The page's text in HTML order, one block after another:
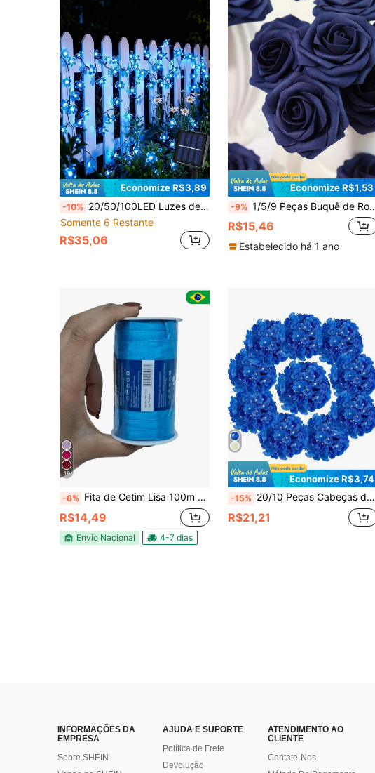
Economize R$3,89
-10% 20/50/100LED Luzes de Corda de Flor de Cerejeira Alimentadas por Energia Solar, 8 Modos de Piscar, Para Jardim Externo, Cerca, Gramado, Festa, Camping, Reunião de Casamento. Uma Luz Decorativa com Atmosfera Quente à Noite.
Somente 6 Restante
R$35,06
Economize R$1,53
-9% 1/5/9 Peças Buquê de Rosas de Espuma Azul Royal com Hastes - Flores Artificiais Elegantes, Adequadas para Decoração de Casamento, Acentos Domésticos e Hoteleiros, e Feriados como Natal, Páscoa, Dia dos Namorados, Ação de Graças, Formatura
R$15,46
Estabelecido há 1 ano
18
-6% Fita de Cetim Lisa 100m FC N°1 - 7mm
R$14,49
Envio Nacional 4-7 dias
Economize R$3,74
-15% 20/10 Peças Cabeças de Flores de Hortênsia Artificial de Seda com Caules, Flores de Hortênsia Falsas Azuis, Adequadas para Presentes do Dia das Mães, Presentes de Aniversário, Formatura, Festa, Quarto, Casa, Exterior, Buquê de Noiva, Vaso, DIY, Jardim, Escritório, Uso o Ano Todo, Decoração de Casa, Decoração de Casamento
R$21,21
INFORMAÇÕES DA
EMPRESA
Sobre SHEIN
AJUDA E SUPORTE
Política de Frete
Devolução
ATENDIMENTO AO
CLIENTE
Contate-Nos